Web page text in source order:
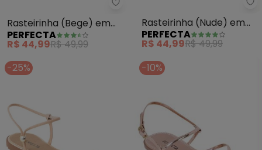
Perfecta - Rasteirinha (Bege)
Rasteirinha (Bege) em
Sintético
PERFECTA
R$ 44,99R$ 49,99
Rasteirinha (Nude) em
Verniz com Tiras
Ajustáveis
PERFECTA
R$ 44,99R$ 49,99
-25%
-10%